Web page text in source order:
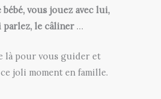
vous jouez avec lui,
parlez, le câliner…
là pour vous guider et
joli moment en famille.